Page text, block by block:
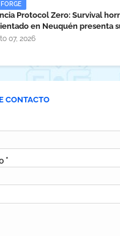
Protocol Zero: Survival
en Neuquén presenta
07, 2026
CONTACTO
*